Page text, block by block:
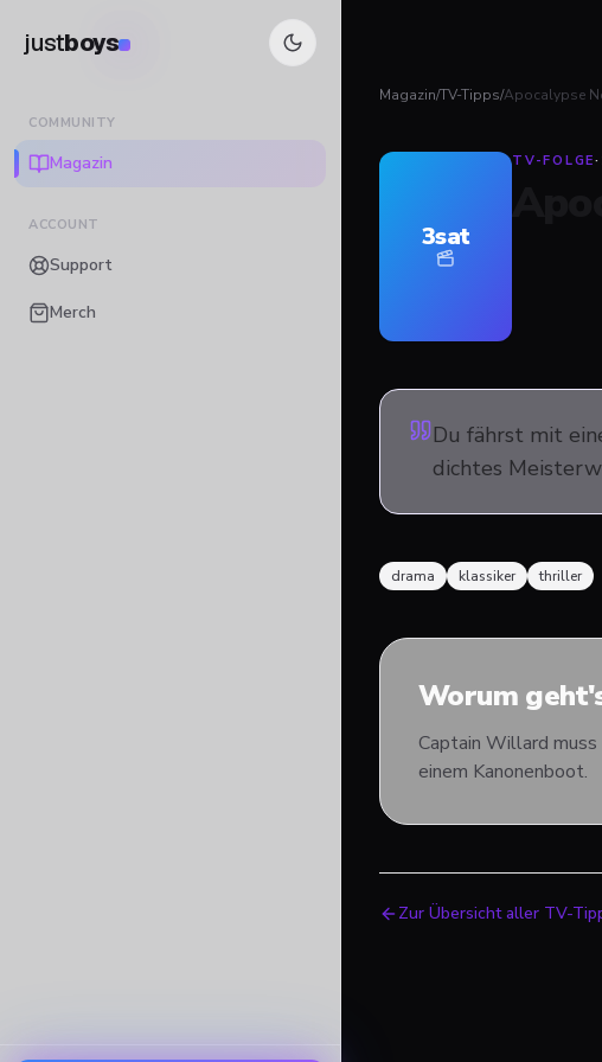
justboys
COMMUNITY
Magazin
ACCOUNT
Support
Merch
Magazin/TV-Tipps/Apocalypse
3sat
TV-FOLGE·
Du fährst mit
dichtes
drama klassiker thriller
Worum
Captain Willard
einem Kanonenboot.
Zur Übersicht aller TV-